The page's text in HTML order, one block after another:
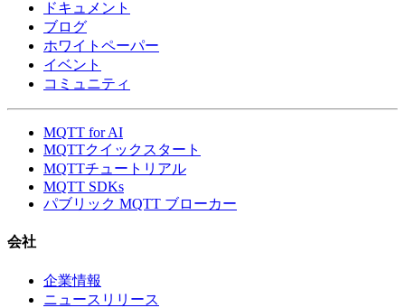
ドキュメント
ブログ
ホワイトペーパー
イベント
コミュニティ
MQTT for AI
MQTTクイックスタート
MQTTチュートリアル
MQTT SDKs
パブリック MQTT ブローカー
会社
企業情報
ニュースリリース